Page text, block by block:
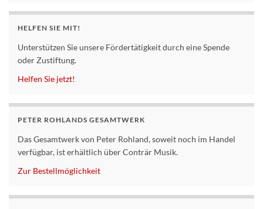
HELFEN SIE MIT!
Unterstützen Sie unsere Fördertätigkeit durch eine Spende
oder Zustiftung.
Helfen Sie jetzt!
PETER ROHLANDS GESAMTWERK
Das Gesamtwerk von Peter Rohland, soweit noch im Handel
verfügbar, ist erhältlich über Conträr Musik.
Zur Bestellmöglichkeit